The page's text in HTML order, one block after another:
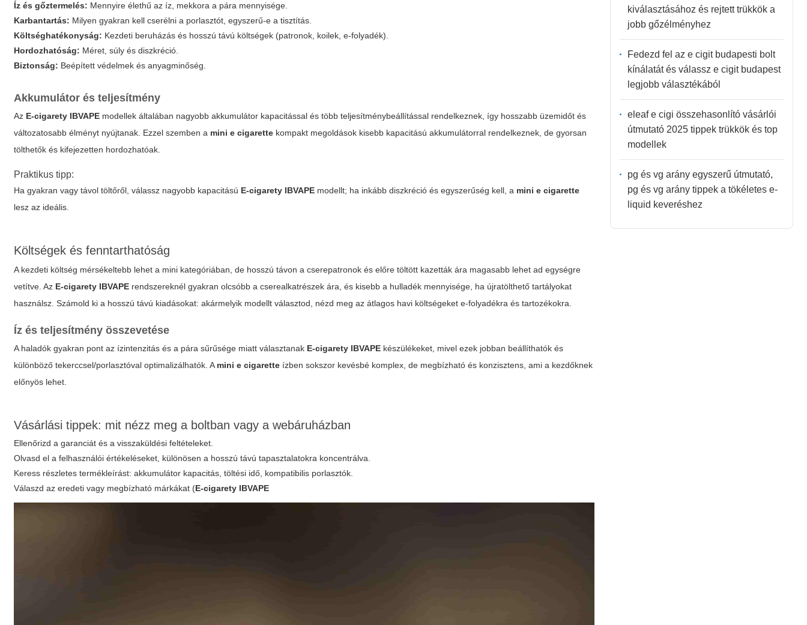
Íz és gőztermelés: Mennyire élethű az íz, mekkora a pára mennyisége.
Karbantartás: Milyen gyakran kell cserélni a porlasztót, egyszerű-e a tisztítás.
Költséghatékonyság: Kezdeti beruházás és hosszú távú költségek (patronok, koilek, e-folyadék).
Hordozhatóság: Méret, súly és diszkréció.
Biztonság: Beépített védelmek és anyagminőség.
Akkumulátor és teljesítmény
Az E-cigarety IBVAPE modellek általában nagyobb akkumulátor kapacitással és több teljesítménybeállítással rendelkeznek, így hosszabb üzemidőt és
változatosabb élményt nyújtanak. Ezzel szemben a mini e cigarette kompakt megoldások kisebb kapacitású akkumulátorral rendelkeznek, de gyorsan
tölthetők és kifejezetten hordozhatóak.
Praktikus tipp:
Ha gyakran vagy távol töltőről, válassz nagyobb kapacitású E-cigarety IBVAPE modellt; ha inkább diszkréció és egyszerűség kell, a mini e cigarette
lesz az ideális.
Költségek és fenntarthatóság
A kezdeti költség mérsékeltebb lehet a mini kategóriában, de hosszú távon a cserepatronok és előre töltött kazetták ára magasabb lehet ad egységre
vetítve. Az E-cigarety IBVAPE rendszereknél gyakran olcsóbb a cserealkatrészek ára, és kisebb a hulladék mennyisége, ha újratölthető tartályokat
használsz. Számold ki a hosszú távú kiadásokat: akármelyik modellt választod, nézd meg az átlagos havi költségeket e-folyadékra és tartozékokra.
Íz és teljesítmény összevetése
A haladók gyakran pont az ízintenzitás és a pára sűrűsége miatt választanak E-cigarety IBVAPE készülékeket, mivel ezek jobban beállíthatók és
különböző tekerccsel/porlasztóval optimalizálhatók. A mini e cigarette ízben sokszor kevésbé komplex, de megbízható és konzisztens, ami a kezdőknek
előnyös lehet.
Vásárlási tippek: mit nézz meg a boltban vagy a webáruházban
Ellenőrizd a garanciát és a visszaküldési feltételeket.
Olvasd el a felhasználói értékeléseket, különösen a hosszú távú tapasztalatokra koncentrálva.
Keress részletes termékleírást: akkumulátor kapacitás, töltési idő, kompatibilis porlasztók.
Válaszd az eredeti vagy megbízható márkákat (E-cigarety IBVAPE
kiválasztásához és rejtett trükkök a
jobb gőzélményhez
Fedezd fel az e cigit budapesti bolt
kínálatát és válassz e cigit budapest
legjobb választékából
eleaf e cigi összehasonlító vásárlói
útmutató 2025 tippek trükkök és top
modellek
pg és vg arány egyszerű útmutató,
pg és vg arány tippek a tökéletes e-
liquid keveréshez